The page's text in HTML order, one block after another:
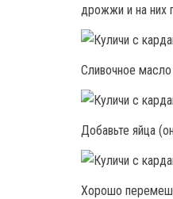
дрожжи и на них
Сливочное
Добавьте яйца
Хорошо